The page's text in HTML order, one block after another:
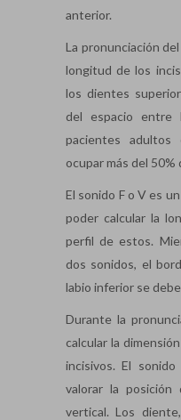
anterior.
La pronunciación
longitud de los
los dientes
del espacio entre
pacientes
ocupar más del
El sonido F o V es
poder calcular la
perfil de estos.
dos sonidos, el
labio inferior se
Durante la
calcular la
incisivos. El
valorar la
vertical. Los